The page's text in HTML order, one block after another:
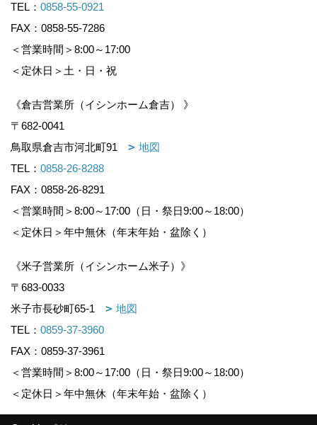
TEL： 0858-55-0921
FAX：0858-55-7286
＜営業時間＞8:00～17:00
＜定休日＞土・日・祝
《倉吉営業所（イシンホーム倉吉） 》
〒682-0041
鳥取県倉吉市河北町91
地図
TEL： 0858-26-8288
FAX：0858-26-8291
＜営業時間＞8:00～17:00（日・祭日9:00～18:00）
＜定休日＞年中無休（年末年始・盆除く）
《米子営業所（イシンホーム米子）》
〒683-0033
米子市長砂町65-1
地図
TEL： 0859-37-3960
FAX：0859-37-3961
＜営業時間＞8:00～17:00（日・祭日9:00～18:00）
＜定休日＞年中無休（年末年始・盆除く）